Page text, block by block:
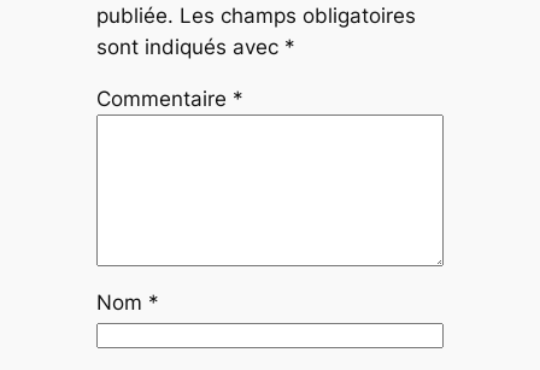
publiée. Les champs obligatoires
sont indiqués avec *
Commentaire *
Nom *